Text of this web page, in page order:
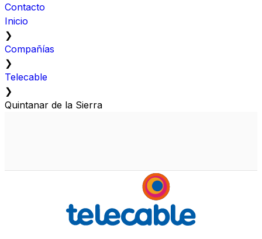
Contacto
Inicio
❯
Compañías
❯
Telecable
❯
Quintanar de la Sierra